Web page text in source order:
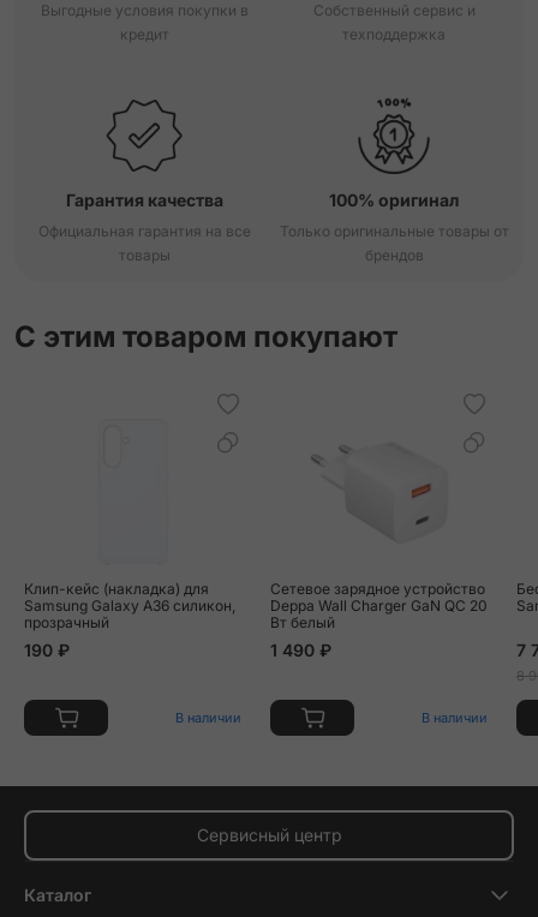
Выгодные условия покупки в
кредит
Собственный сервис и
техподдержка
Гарантия качества
Официальная гарантия на все
товары
100% оригинал
Только оригинальные товары от
брендов
С этим товаром покупают
Клип-кейс (накладка) для
Samsung Galaxy A36 силикон,
прозрачный
190 ₽
В наличии
Сетевое зарядное устройство
Deppa Wall Charger GaN QC 20
Вт белый
1 490 ₽
В наличии
7
8
Сервисный центр
Каталог